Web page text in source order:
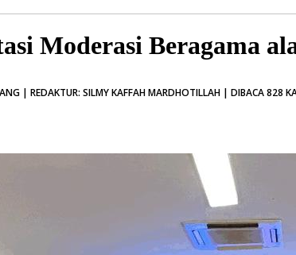
Moderasi Beragama
| REDAKTUR: SILMY KAFFAH MARDHOTILLAH | DIBACA 828